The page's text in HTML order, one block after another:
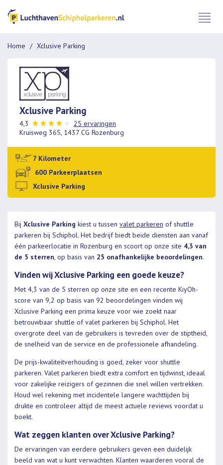
Home Xclusive Parking
Xclusive Parking
4,3
25 ervaringen
Kruisweg 365, 1437 CG Rozenburg
7 Kilometer
600 Parkeerplaatsen
Xclusive Parking
Bij Xclusive Parking kiest u tussen valet parkeren of shuttle
parkeren bij Schiphol. Het bedrijf biedt beide diensten aan vanaf
één parkeerlocatie in Rozenburg en scoort op onze site 4,3 van
de 5 sterren , op basis van 25 onafhankelijke beoordelingen.
Vinden wij Xclusive Parking een goede keuze?
Met 4,3 van de 5 sterren op onze site en een recente KiyOh-
score van 9,2 op basis van 92 beoordelingen vinden wij
Xclusive Parking een prima keuze voor wie zoekt naar
betrouwbaar shuttle of valet parkeren bij Schiphol. Het
overgrote deel van de gebruikers is tevreden over de stiptheid,
de snelheid van de service en de professionele afhandeling.
De prijs-kwaliteitverhouding is goed, zeker voor shuttle
parkeren. Valet parkeren biedt extra comfort en tijdwinst, ideaal
voor zakelijke reizigers of gezinnen die snel willen vertrekken.
Houd wel rekening met incidentele langere wachttijden bij
drukte en controleer altijd de meest actuele reviews voordat u
boekt.
Wat zeggen klanten over Xclusive Parking?
De ervaringen van eerdere gebruikers geven een duidelijk
beeld van wat u kunt verwachten. Klanten waarderen vooral de